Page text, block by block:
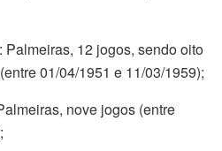
12 jogos, sendo oito
01/04/1951 e 11/03/1959);
nove jogos (entre